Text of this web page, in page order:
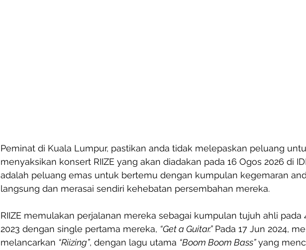
Peminat di Kuala Lumpur, pastikan anda tidak melepaskan peluang
menyaksikan konsert RIIZE yang akan diadakan pada 16 Ogos 2026 di
adalah peluang emas untuk bertemu dengan kumpulan kegemaran
langsung dan merasai sendiri kehebatan persembahan mereka.
RIIZE memulakan perjalanan mereka sebagai kumpulan tujuh ahli
2023 dengan single pertama mereka, “Get a Guitar.” Pada 17 Jun 2024,
melancarkan “Riizing”, dengan lagu utama “Boom Boom Bass” yang